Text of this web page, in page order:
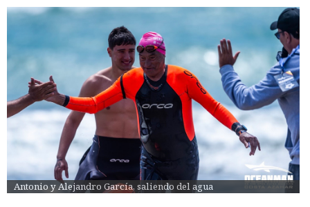
Antonio y Alejandro García, saliendo del agua